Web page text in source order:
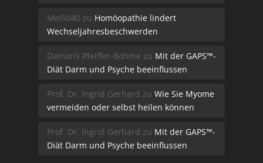
Melli040 zu Homöopathie lindert
Wechseljahresbeschwerden
Damaris Pfeiffer-Böhme zu Mit der GAPS™-
Diät Darm und Psyche beeinflussen
Prof. Dr. Ingrid Gerhard zu Wie Sie Myome
vermeiden oder selbst heilen können
Prof. Dr. Ingrid Gerhard zu Mit der GAPS™-
Diät Darm und Psyche beeinflussen